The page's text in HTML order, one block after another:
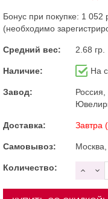
Бонус при покупке: 1 052
(необходимо
Средний вес: 2.68 гр.
Наличие: На
Завод:
Россия,
Доставка: Завтра
Самовывоз:
Количество: